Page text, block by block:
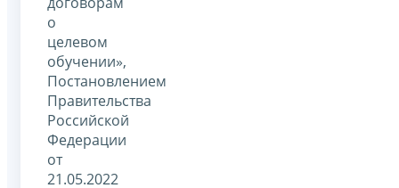
о
целевом
обучении»,
Постановлением
Правительства
Российской
Федерации
от
21.05.2022